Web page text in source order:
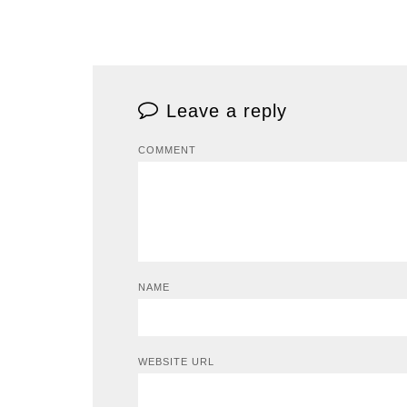
Leave a reply
COMMENT
NAME
WEBSITE URL